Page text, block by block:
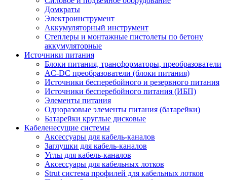
Домкраты
Электроинструмент
Аккумуляторный инструмент
Степлеры и монтажные пистолеты по бетону
аккумуляторные
Источники питания
Блоки питания, трансформаторы, преобразователи
AC-DC преобразователи (блоки питания)
Источники бесперебойного и резервного питания
Источники бесперебойного питания (ИБП)
Элементы питания
Одноразовые элементы питания (батарейки)
Батарейки круглые дисковые
Кабеленесущие системы
Аксессуары для кабель-каналов
Заглушки для кабель-каналов
Углы для кабель-каналов
Аксессуары для кабельных лотков
Strut система профилей для кабельных лотков